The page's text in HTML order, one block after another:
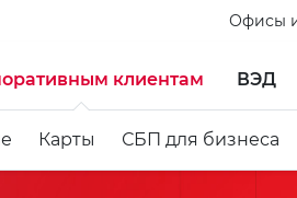
Офисы
клиентам ВЭД
Карты СБП для бизнеса